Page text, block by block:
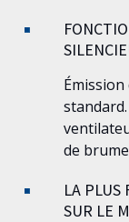
de
LA PLUS
SUR LE